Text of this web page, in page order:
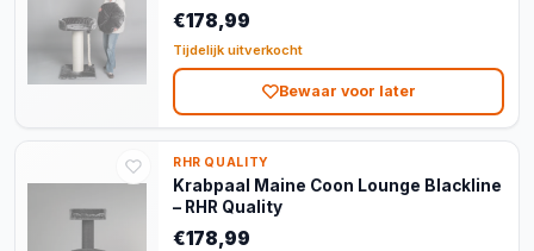
€178,99
Tijdelijk uitverkocht
Bewaar voor later
RHR QUALITY
Krabpaal Maine Coon Lounge Blackline
– RHR Quality
€178,99